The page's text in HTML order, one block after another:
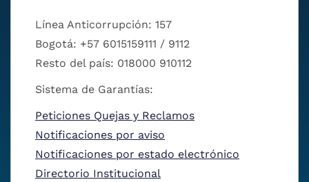
Línea Anticorrupción: 157
Bogotá: +57 6015159111 / 9112
Resto del país: 018000 910112
Sistema de Garantías:
Peticiones Quejas y Reclamos
Notificaciones por aviso
Notificaciones por estado electrónico
Directorio Institucional